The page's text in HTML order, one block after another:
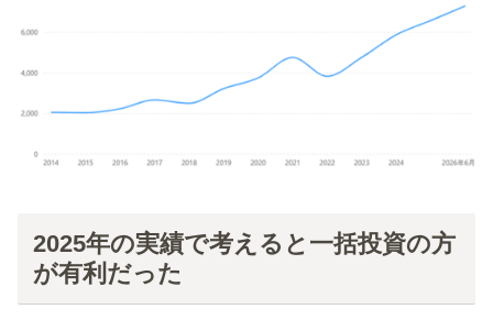
2025年の実績で考えると一括投資の方
が有利だった